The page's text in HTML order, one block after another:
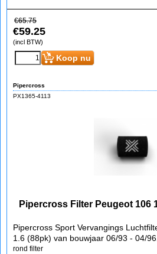
€65.75
€59.25
(incl BTW)
Koop nu
Pipercross
PX1365-4113
Pipercross Filter Peugeot 106
Pipercross Sport Vervangings
1.6 (88pk) van bouwjaar 06/93 - 04/96.
rond filter